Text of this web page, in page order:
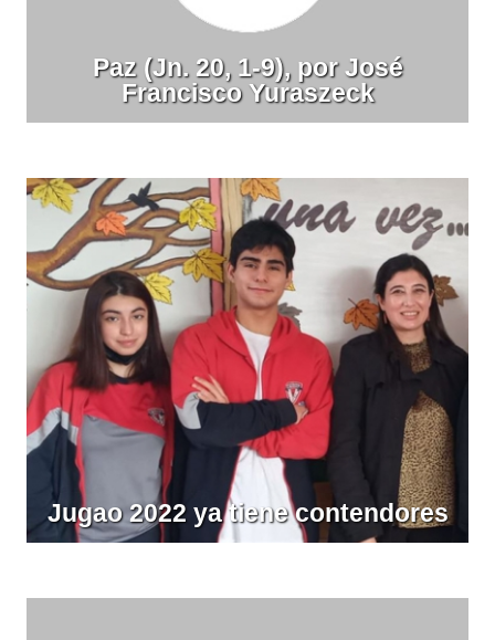
Paz (Jn. 20, 1-9), por José
Francisco Yuraszeck
Jugao 2022 ya tiene contendores